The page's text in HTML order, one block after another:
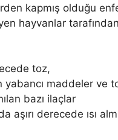
kapmış olduğu
hayvanlar tarafından
toz,
yabancı maddeler ve
bazı ilaçlar
aşırı derecede ısı